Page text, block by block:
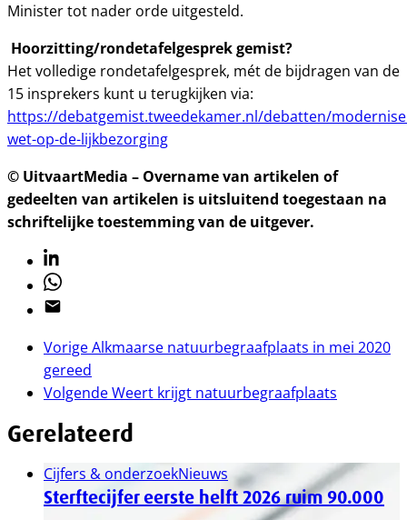
Minister tot nader orde uitgesteld.
Hoorzitting/rondetafelgesprek gemist?
Het volledige rondetafelgesprek, mét de bijdragen van de
15 insprekers kunt u terugkijken via:
https://debatgemist.tweedekamer.nl/debatten/
wet-op-de-lijkbezorging
© UitvaartMedia – Overname van artikelen of
gedeelten van artikelen is uitsluitend toegestaan na
schriftelijke toestemming van de uitgever.
Linkedin
Whatsapp
Email
VorigeAlkmaarse natuurbegraafplaats in mei 2020
gereed
VolgendeWeert krijgt natuurbegraafplaats
Gerelateerd
Cijfers & onderzoekNieuws
Sterftecijfer eerste helft 2026 ruim 90.000